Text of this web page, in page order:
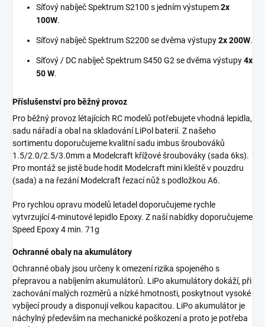
Síťový nabíječ Spektrum S2100 s jedním výstupem2x
100W.
Síťový nabíječ Spektrum S2200 se dvěma výstupy2x 200W.
Síťový / DC nabíječ Spektrum S450 G2 se dvěma výstupy4x
50 W.
Příslušenství pro běžný provoz
Pro běžný provoz létajících RC modelů potřebujete vhodná lepidla,
sadu nářadí a obal na skladování LiPol baterií. Z našeho
sortimentu doporučujeme kvalitní sadu imbus šroubováků
1.5/2.0/2.5/3.0mm a Modelcraft křížové šroubováky (sada 6ks).
Pro montáž se jistě bude hodit Modelcraft mini kleště v pouzdru
(sada) a na řezání Modelcraft řezací nůž s podložkou A6.
Pro rychlou opravu modelů letadel doporučujeme rychle
vytvrzující 4-minutové lepidlo Epoxy. Z naší nabídky doporučujeme
Speed Epoxy 4 min. 71g
Ochranné obaly na akumulátory
Ochranné obaly jsou určeny k omezení rizika spojeného s
přepravou a nabíjením akumulátorů. LiPo akumulátory dokáží, při
zachování malých rozměrů a nízké hmotnosti, poskytnout vysoké
vybíjecí proudy a disponují velkou kapacitou. LiPo akumulátor je
náchylný především na mechanické poškození a proto je potřeba